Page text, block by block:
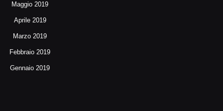
Maggio 2019
Aprile 2019
Marzo 2019
Febbraio 2019
Gennaio 2019